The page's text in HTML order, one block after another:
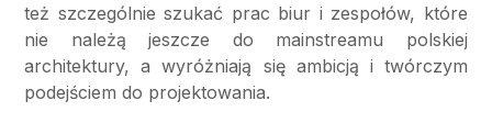
też szczególnie szukać prac biur i zespołów, które
nie należą jeszcze do mainstreamu polskiej
architektury, a wyróżniają się ambicją i twórczym
podejściem do projektowania.